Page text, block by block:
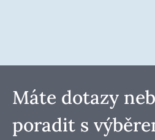
Máte dotazy
poradit s